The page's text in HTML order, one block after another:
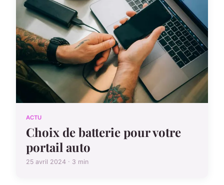
ACTU
Choix de batterie pour votre
portail auto
25 avril 2024 · 3 min